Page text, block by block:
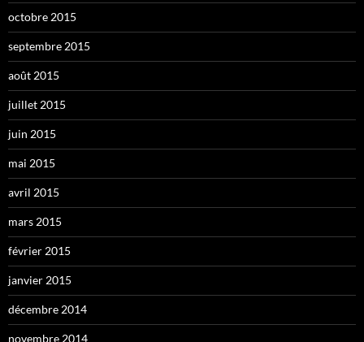
octobre 2015
septembre 2015
août 2015
juillet 2015
juin 2015
mai 2015
avril 2015
mars 2015
février 2015
janvier 2015
décembre 2014
novembre 2014